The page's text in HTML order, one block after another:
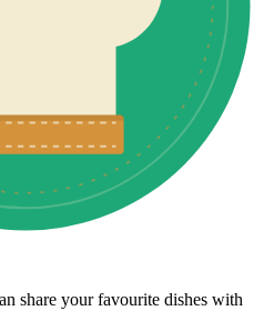
share your favourite dishes with